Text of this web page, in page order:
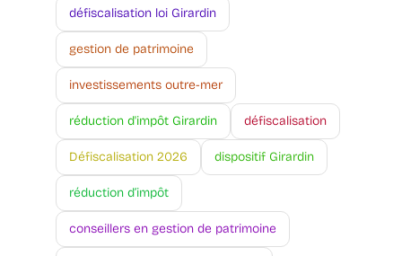
défiscalisation loi Girardin
gestion de patrimoine
investissements outre-mer
réduction d'impôt Girardin défiscalisation
Défiscalisation 2026 dispositif Girardin
réduction d’impôt
conseillers en gestion de patrimoine